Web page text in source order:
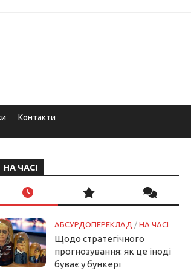
Контакти
НА ЧАСІ
АБСУРДОПЕРЕКЛАД / НА ЧАСІ
Щодо стратегічного
прогнозування: як це іноді
буває у бункері